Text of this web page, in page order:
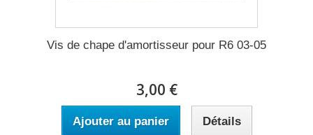
Vis de chape d'amortisseur pour R6 03-05
3,00 €
Ajouter au panier Détails